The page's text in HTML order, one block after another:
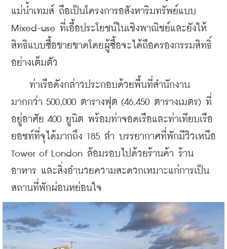
แม่น้ำเทมส์ ถือเป็นโครงการอสังหาริมทรัพย์แบบ
Mixed-use ที่เอื้อประโยชน์ในเชิงพาณิชย์และยังให้
สิทธิแบบซื้อขายขาดโดยผู้ซื้อจะได้ถือครองกรรมสิทธิ์
อย่างเต็มตัว
ท่าเรือดังกล่าวประกอบด้วยพื้นที่สํานักงาน
มากกว่า 500,000 ตารางฟุต (46,450 ตารางเมตร) ที่
อยู่อาศัย 400 ยูนิต พร้อมท่าจอดเรือและท่าเทียบเรือ
ยอชท์ที่จุได้มากถึง 185 ลํา บรรยากาศที่พักมีวิวเหนือ
Tower of London ล้อมรอบไปด้วยร้านค้า ร้าน
อาหาร และสิ่งอํานวยความสะดวกเหมาะแก่การเป็น
สถานที่พักผ่อนหย่อนใจ